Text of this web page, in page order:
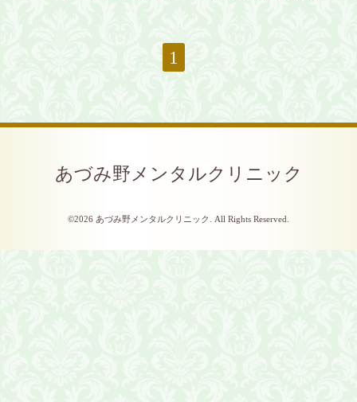
1
あづみ野メンタルクリニック
©2026 あづみ野メンタルクリニック . All Rights Reserved.